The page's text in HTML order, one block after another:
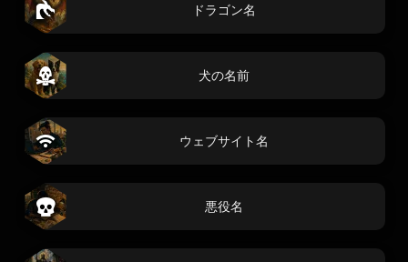
ドラゴン名
犬の名前
ウェブサイト名
悪役名